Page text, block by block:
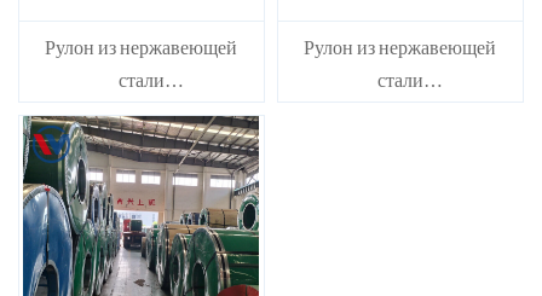
​Рулон из нержавеющей
стали
Марка：210S, 314, 309S,
304, 304L,
316L,321,410,420,430,904 и
др.
Характеристики
​Рулон из нержавеющей
стали